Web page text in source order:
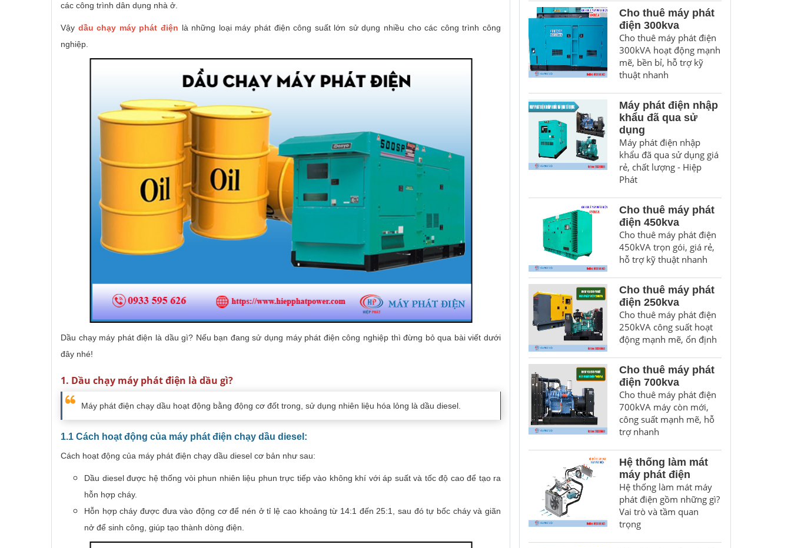
các công trình dân dụng nhà ở.
Vậy dầu chạy máy phát điện là những loại máy phát điện công suất lớn sử dụng nhiều cho các công trình công
nghiệp.
Dầu chạy máy phát điện là dầu gì? Nếu bạn đang sử dụng máy phát điện công nghiệp thì đừng bỏ qua bài viết dưới
đây nhé!
1. Dầu chạy máy phát điện là dầu gì?
Máy phát điện chạy dầu hoạt động bằng động cơ đốt trong, sử dụng nhiên liệu hóa lỏng là dầu diesel.
1.1 Cách hoạt động của máy phát điện chạy dầu diesel:
Cách hoạt động của máy phát điện chạy dầu diesel cơ bản như sau:
Dầu diesel được hệ thống vòi phun nhiên liệu phun trực tiếp vào không khí với áp suất và tốc độ cao để tạo ra
hỗn hợp cháy.
Hỗn hợp cháy được đưa vào động cơ để nén ở tỉ lệ cao khoảng từ 14:1 đến 25:1, sau đó tự bốc cháy và giãn
nở để sinh công, giúp tạo thành dòng điện.
Cho thuê máy phát
điện 300kva
Cho thuê máy phát điện
300kVA hoạt động mạnh
mẽ, bền bỉ, hỗ trợ kỹ
thuật nhanh
Máy phát điện nhập
khẩu đã qua sử
dụng
Máy phát điện nhập
khẩu đã qua sử dụng giá
rẻ, chất lượng - Hiệp
Phát
Cho thuê máy phát
điện 450kva
Cho thuê máy phát điện
450kVA trọn gói, giá rẻ,
hỗ trợ kỹ thuật nhanh
Cho thuê máy phát
điện 250kva
Cho thuê máy phát điện
250kVA công suất hoạt
động mạnh mẽ, ổn định
Cho thuê máy phát
điện 700kva
Cho thuê máy phát điện
700kVA máy còn mới,
công suất mạnh mẽ, hỗ
trợ nhanh
Hệ thống làm mát
máy phát điện
Hệ thống làm mát máy
phát điện gồm những gì?
Vai trò và tầm quan
trọng